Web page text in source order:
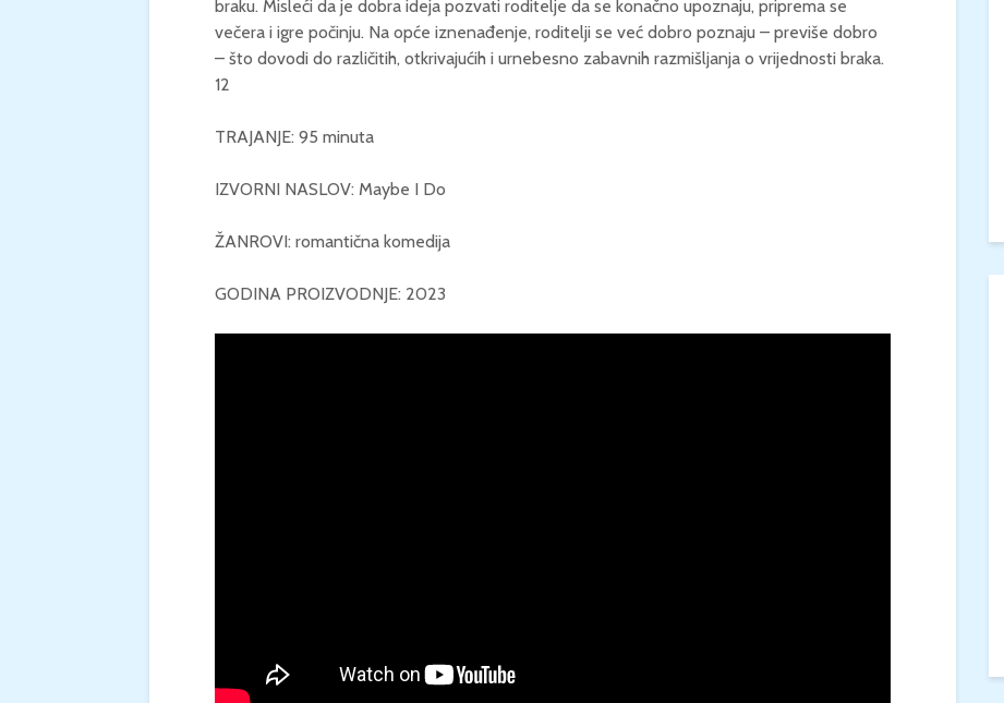
braku. Misleći da je dobra ideja pozvati roditelje da se konačno upoznaju, priprema se
večera i igre počinju. Na opće iznenađenje, roditelji se već dobro poznaju – previše dobro
– što dovodi do različitih, otkrivajućih i urnebesno zabavnih razmišljanja o vrijednosti braka.
12
TRAJANJE: 95 minuta
IZVORNI NASLOV: Maybe I Do
ŽANROVI: romantična komedija
GODINA PROIZVODNJE: 2023
KONCERT KLASIČNE
GLAZBE / Marin Limić i
KINO / ICE CREAM
MAN / Četvrtak, 20.8.,